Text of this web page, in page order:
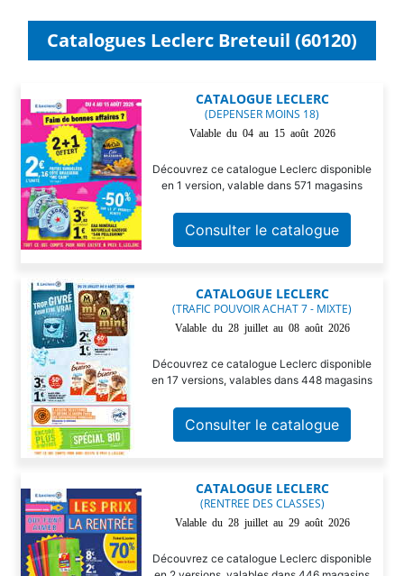
Catalogues Leclerc Breteuil (60120)
CATALOGUE LECLERC
(DEPENSER MOINS 18)
Valable du 04 au 15 août 2026
Découvrez ce catalogue Leclerc disponible
en 1 version, valable dans 571 magasins
Consulter le catalogue
CATALOGUE LECLERC
(TRAFIC POUVOIR ACHAT 7 - MIXTE)
Valable du 28 juillet au 08 août 2026
Découvrez ce catalogue Leclerc disponible
en 17 versions, valables dans 448 magasins
Consulter le catalogue
CATALOGUE LECLERC
(RENTREE DES CLASSES)
Valable du 28 juillet au 29 août 2026
Découvrez ce catalogue Leclerc disponible